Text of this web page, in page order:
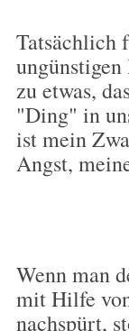
Tatsächlich
zu etwas,
"Ding" in
ist mein
Angst,
Wenn man
mit Hilfe
nachspürt,